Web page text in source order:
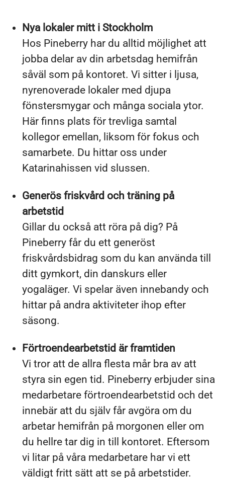
Nya lokaler mitt i Stockholm
Hos Pineberry har du alltid möjlighet att
jobba delar av din arbetsdag hemifrån
såväl som på kontoret. Vi sitter i ljusa,
nyrenoverade lokaler med djupa
fönstersmygar och många sociala ytor.
Här finns plats för trevliga samtal
kollegor emellan, liksom för fokus och
samarbete. Du hittar oss under
Katarinahissen vid slussen.
Generös friskvård och träning på
arbetstid
Gillar du också att röra på dig? På
Pineberry får du ett generöst
friskvårdsbidrag som du kan använda till
ditt gymkort, din danskurs eller
yogaläger. Vi spelar även innebandy och
hittar på andra aktiviteter ihop efter
säsong.
Förtroendearbetstid är framtiden
Vi tror att de allra flesta mår bra av att
styra sin egen tid. Pineberry erbjuder sina
medarbetare förtroendearbetstid och det
innebär att du själv får avgöra om du
arbetar hemifrån på morgonen eller om
du hellre tar dig in till kontoret. Eftersom
vi litar på våra medarbetare har vi ett
väldigt fritt sätt att se på arbetstider.